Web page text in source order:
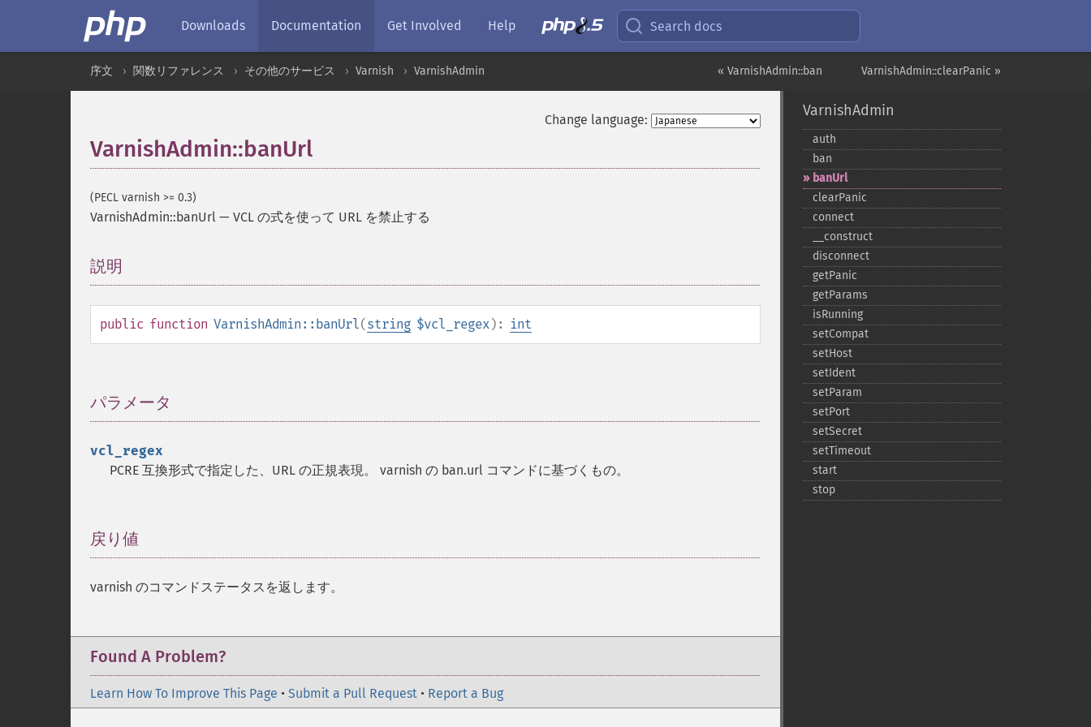
Downloads Documentation Get Involved Help Search docs
VarnishAdmin::clearPanic »
« VarnishAdmin::ban
序文 関数リファレンス その他のサービス Varnish VarnishAdmin
Change language:
VarnishAdmin::banUrl
(PECL varnish >= 0.3)
VarnishAdmin::banUrl — VCL の式を使って URL を禁止する
説明
public function VarnishAdmin::banUrl(string $vcl_regex): int
パラメータ
vcl_regex
PCRE 互換形式で指定した、URL の正規表現。 varnish の ban.url コマンドに基づくもの。
戻り値
varnish のコマンドステータスを返します。
Found A Problem?
Learn How To Improve This Page • Submit a Pull Request • Report a Bug
VarnishAdmin
auth
ban
banUrl
clearPanic
connect
_​_​construct
disconnect
getPanic
getParams
isRunning
setCompat
setHost
setIdent
setParam
setPort
setSecret
setTimeout
start
stop